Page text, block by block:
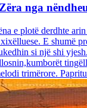
nga
e plotë derdhte arin
E shumë
si një shi
trimërore.